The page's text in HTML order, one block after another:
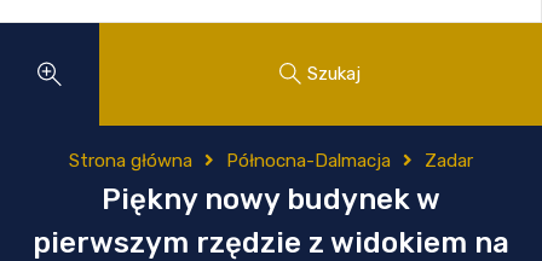
Szukaj
Strona główna Północna-Dalmacja Zadar
Piękny nowy budynek w
pierwszym rzędzie z widokiem na